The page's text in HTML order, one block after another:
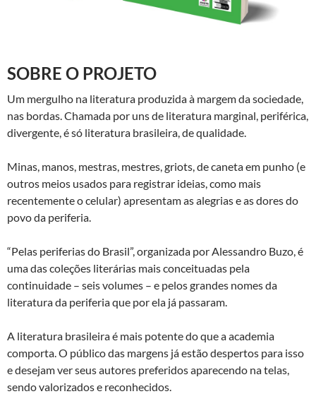
SOBRE O PROJETO
Um mergulho na literatura produzida à margem da sociedade,
nas bordas. Chamada por uns de literatura marginal, periférica,
divergente, é só literatura brasileira, de qualidade.
Minas, manos, mestras, mestres, griots, de caneta em punho (e
outros meios usados para registrar ideias, como mais
recentemente o celular) apresentam as alegrias e as dores do
povo da periferia.
“Pelas periferias do Brasil”, organizada por Alessandro Buzo, é
uma das coleções literárias mais conceituadas pela
continuidade – seis volumes – e pelos grandes nomes da
literatura da periferia que por ela já passaram.
A literatura brasileira é mais potente do que a academia
comporta. O público das margens já estão despertos para isso
e desejam ver seus autores preferidos aparecendo na telas,
sendo valorizados e reconhecidos.